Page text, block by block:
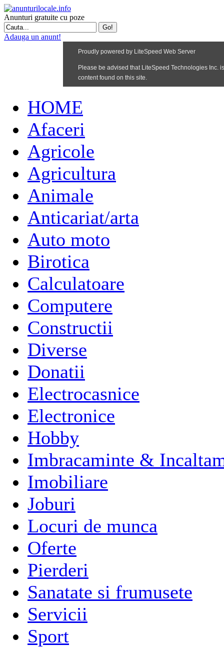
Anunturi gratuite cu poze
Adauga un anunt!
HOME
Afaceri
Agricole
Agricultura
Animale
Anticariat/arta
Auto moto
Birotica
Calculatoare
Computere
Constructii
Diverse
Donatii
Electrocasnice
Electronice
Hobby
Imbracaminte &
Imobiliare
Joburi
Locuri de munca
Oferte
Pierderi
Sanatate si frumusete
Servicii
Sport